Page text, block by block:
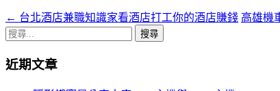
文
章
導
← 台北酒店兼職知識家看酒店打工你的酒店賺錢 高雄機
搜
關
近期文章